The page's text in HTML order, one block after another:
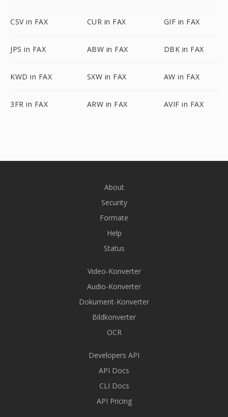
CSV in FAX CUR in FAX GIF in FAX
JPS in FAX ABW in FAX DBK in FAX
KWD in FAX SXW in FAX AW in FAX
3FR in FAX ARW in FAX AVIF in FAX
About
Security
Formate
Help
Status
Video-Konverter
Audio-Konverter
Dokument-Konverter
Bildkonverter
OCR
Developers API
API Docs
CLI Docs
API Pricing